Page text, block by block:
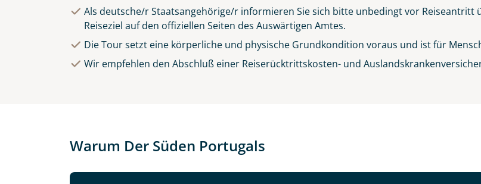
Als deutsche/r Staatsangehörige/r informieren Sie sich bitte unbedingt vor
Reiseziel auf den offiziellen Seiten des Auswärtigen Amtes.
Die Tour setzt eine körperliche und physische Grundkondition voraus und ist für
Wir empfehlen den Abschluß einer Reiserücktrittskosten- und
Warum Der Süden Portugals